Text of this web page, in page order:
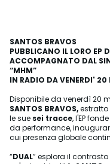
SANTOS BRAVOS
PUBBLICANO IL LORO EP
ACCOMPAGNATO DAL
“MHM”
IN RADIO DA VENERDI' 20
Disponibile da venerdì 20
SANTOS BRAVOS,estratto
le sue sei tracce, l'EP
da performance,
cui presenza globale
“DUAL” esplora il